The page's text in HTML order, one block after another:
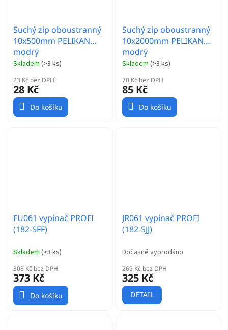
Suchý zip oboustranný
10x500mm PELIKAN
modrý
Skladem (>3 ks)
23 Kč bez DPH
28 Kč
Do košíku
Suchý zip oboustranný
10x2000mm PELIKAN
modrý
Skladem (>3 ks)
70 Kč bez DPH
85 Kč
Do košíku
FU061 vypínač PROFI
(182-SFF)
Skladem (>3 ks)
308 Kč bez DPH
373 Kč
Do košíku
JR061 vypínač PROFI
(182-SJJ)
Dočasně vyprodáno
269 Kč bez DPH
325 Kč
DETAIL